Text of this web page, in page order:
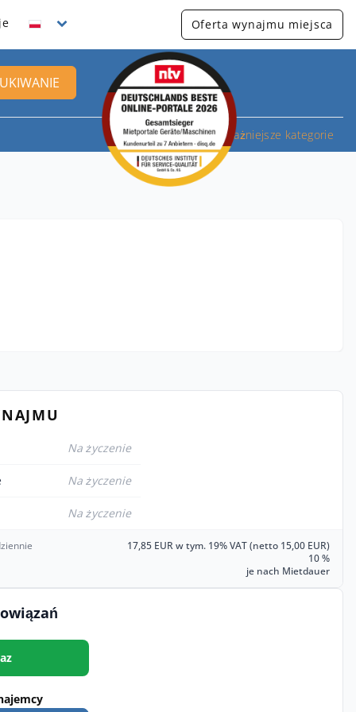
Oferta wynajmu miejsca
Najważniejsze kategorie
Na życzenie
Na życzenie
Na życzenie
17,85 EUR w tym. 19% VAT (netto 15,00 EUR)
10 %
je nach Mietdauer